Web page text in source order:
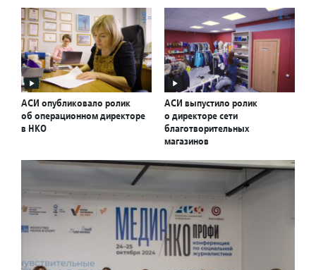
АСИ опубликовало ролик
об операционном директоре
в НКО
АСИ выпустило ролик
о директоре сети
благотворительных
магазинов